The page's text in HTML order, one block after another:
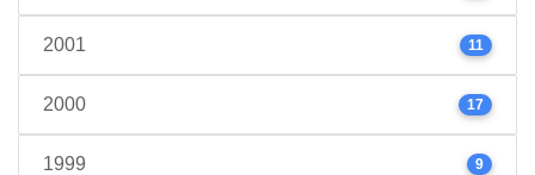
2001 11
2000 17
1999 9